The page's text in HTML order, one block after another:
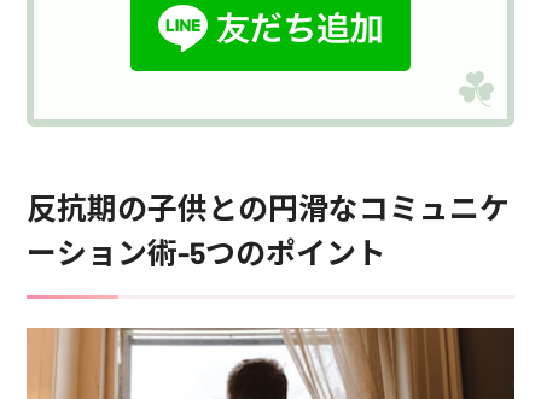
反抗期の子供との円滑なコミュニケ
ーション術-5つのポイント